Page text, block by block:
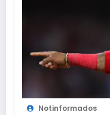
Notinformados